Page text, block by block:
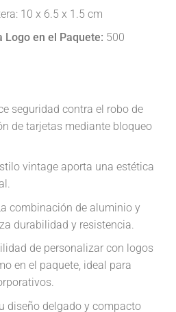
10 x 6.5 x 1.5 cm
en el Paquete: 500
seguridad contra el robo de
de tarjetas mediante bloqueo
vintage aporta una estética
combinación de aluminio y
durabilidad y resistencia.
de personalizar con logos
en el paquete, ideal para
diseño delgado y compacto